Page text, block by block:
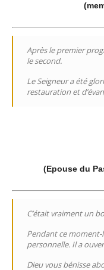
Après le premier
le second.
Le Seigneur a été
restauration et
(Epouse du
C’était vraiment un
Pendant ce moment-
personnelle. Il a
Dieu vous bénisse